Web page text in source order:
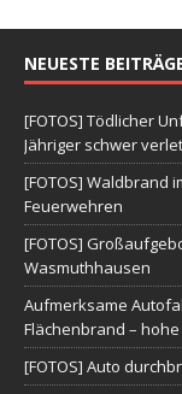
NEUESTE
[FOTOS] Tödlicher
Jähriger schwer
[FOTOS] Waldbrand
Feuerwehren
[FOTOS]
Wasmuthhausen
Aufmerksame
Flächenbrand –
[FOTOS] Auto